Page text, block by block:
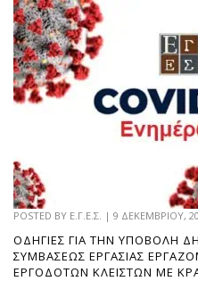
POSTED BY Ε.Γ.Ε.Σ. | 9 ΔΕΚΕΜΒΡΊΟΥ,
ΟΔΗΓΊΕΣ ΓΙΑ ΤΗΝ ΥΠΟΒΟΛΉ
ΣΥΜΒΆΣΕΩΣ ΕΡΓΑΣΊΑΣ
ΕΡΓΟΔΟΤΏΝ ΚΛΕΙΣΤΏΝ ΜΕ